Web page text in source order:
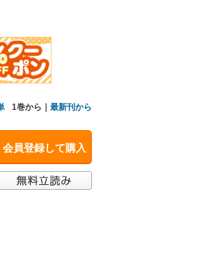
引に自宅へ連れ帰る
1巻から｜ 最新刊から
会員登録して購入